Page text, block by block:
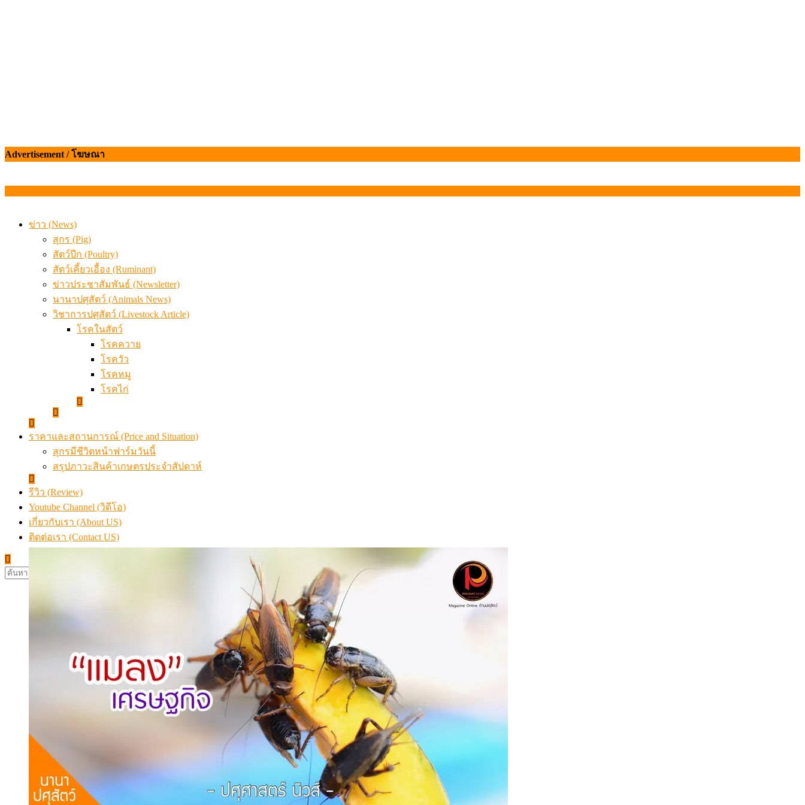
Advertisement / โฆษณา
ข่าว (News)
สุกร (Pig)
สัตว์ปีก (Poultry)
สัตว์เคี้ยวเอื้อง (Ruminant)
ข่าวประชาสัมพันธ์ (Newsletter)
นานาปศุสัตว์ (Animals News)
วิชาการปศุสัตว์ (Livestock Article)
โรคในสัตว์
โรคควาย
โรควัว
โรคหมู
โรคไก่
ราคาและสถานการณ์ (Price and Situation)
สุกรมีชีวิตหน้าฟาร์มวันนี้
สรุปภาวะสินค้าเกษตรประจำสัปดาห์
รีวิว (Review)
Youtube Channel (วิดีโอ)
เกี่ยวกับเรา (About US)
ติดต่อเรา (Contact US)
ค้นหา